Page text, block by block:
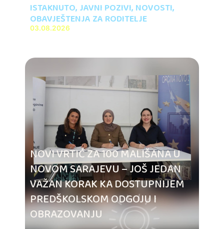
ISTAKNUTO, JAVNI POZIVI, NOVOSTI,
OBAVJEŠTENJA ZA RODITELJE
03.08.2026
NOVI VRTIĆ ZA 100 MALIŠANA U
NOVOM SARAJEVU – JOŠ JEDAN
VAŽAN KORAK KA DOSTUPNIJEM
PREDŠKOLSKOM ODGOJU I
OBRAZOVANJU